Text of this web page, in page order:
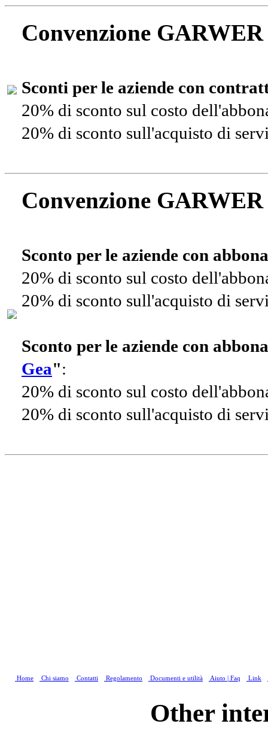
Convenzione
Sconti per le aziende con
20% di sconto sul costo
20% di sconto sull'acquisto di
Convenzione
Sconto per le aziende con
20% di sconto sul costo
20% di sconto sull'acquisto di
Sconto per le aziende con
Gea":
20% di sconto sul costo
20% di sconto sull'acquisto di
Home Chi siamo Contatti Regolamento Documenti e utilità Aiuto | Faq Link
Other